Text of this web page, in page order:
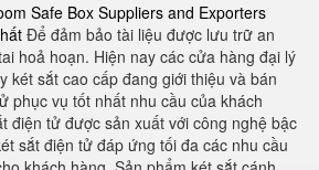
Safe Box Suppliers and Exporters
Để đảm bảo tài liệu được lưu trữ an
hoả hoạn. Hiện nay các cửa hàng đại lý
két sắt cao cấp đang giới thiệu và bán
phục vụ tốt nhất nhu cầu của khách
điện tử được sản xuất với công nghệ bậc
sắt điện tử đáp ứng tối đa các nhu cầu